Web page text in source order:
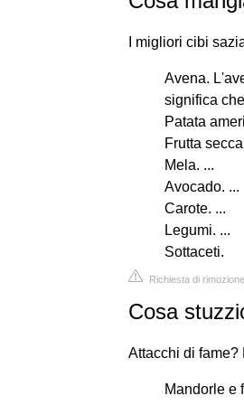
I migliori cibi
Avena.
significa
Patata
Frutta
Mela. ...
Avocado. ...
Carote. ...
Legumi. ...
Sottaceti.
Richiesta di
Cosa
Attacchi di fame?
Mandorle e